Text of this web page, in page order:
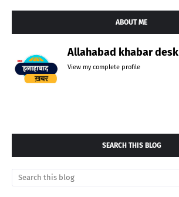
ABOUT ME
Allahabad khabar desk
View my complete profile
SEARCH THIS BLOG